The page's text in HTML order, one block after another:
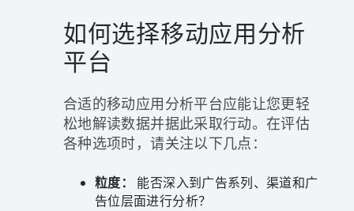
如何选择移动应用分析
平台
合适的移动应用分析平台应能让您更轻
松地解读数据并据此采取行动。在评估
各种选项时，请关注以下几点：
粒度：
能否深入到广告系列、渠道和广
告位层面进行分析？